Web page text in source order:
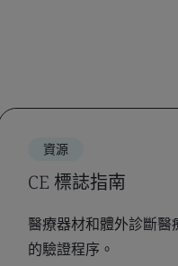
資源
CE 標誌指南
醫療器材和體外診斷醫
的驗證程序。